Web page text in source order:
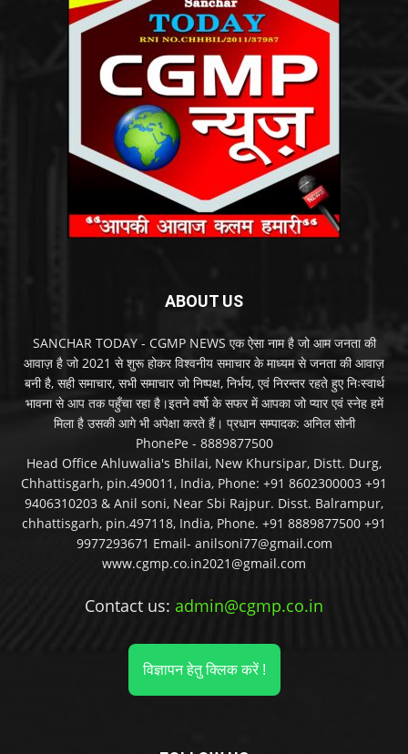
ABOUT US
SANCHAR TODAY - CGMP NEWS एक ऐसा नाम है जो आम जनता की
आवाज़ है जो 2021 से शुरू होकर विश्वनीय समाचार के माध्यम से जनता की आवाज़
बनी है, सही समाचार, सभी समाचार जो निष्पक्ष, निर्भय, एवं निरन्तर रहते हुए निःस्वार्थ
भावना से आप तक पहुँचा रहा है।इतने वर्षो के सफर में आपका जो प्यार एवं स्नेह हमें
मिला है उसकी आगे भी अपेक्षा करते हैं। प्रधान सम्पादक: अनिल सोनी
PhonePe - 8889877500
Head Office Ahluwalia's Bhilai, New Khursipar, Distt. Durg,
Chhattisgarh, pin.490011, India, Phone: +91 8602300003 +91
9406310203 & Anil soni, Near Sbi Rajpur. Disst. Balrampur,
chhattisgarh, pin.497118, India, Phone. +91 8889877500 +91
9977293671 Email- anilsoni77@gmail.com
www.cgmp.co.in2021@gmail.com
Contact us: admin@cgmp.co.in
विज्ञापन हेतु क्लिक करें !